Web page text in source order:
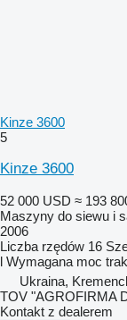
Kinze 3600
5
Kinze 3600
52 000 USD ≈ 193
Maszyny do siewu i
2006
Liczba rzędów 16
l Wymagana moc
Ukraina,
TOV "AGROFIRMA
Kontakt z dealerem